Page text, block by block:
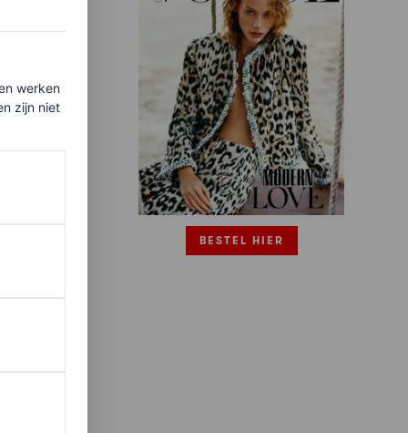
BESTEL HIER
werken
zijn niet